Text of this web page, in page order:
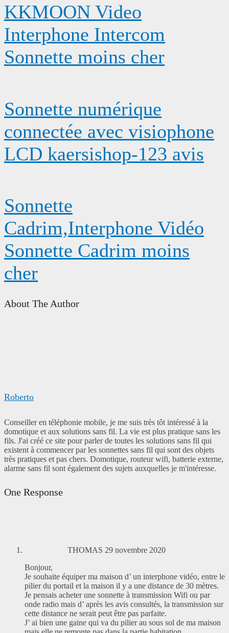
KKMOON Video
Interphone Intercom
Sonnette moins cher
Sonnette numérique
connectée avec visiophone
LCD kaersishop-123 avis
Sonnette
Cadrim,Interphone Vidéo
Sonnette Cadrim moins
cher
About The Author
Roberto
Conseiller en téléphonie mobile, je me suis très tôt intéressé à la
domotique et aux solutions sans fil. La vie est plus pratique sans les
fils. J'ai créé ce site pour parler de toutes les solutions sans fil qui
existent à commencer par les sonnettes sans fil qui sont des objets
très pratiques et pas chers. Domotique, routeur wifi, batterie externe,
alarme sans fil sont également des sujets auxquelles je m'intéresse.
One Response
THOMAS 29 novembre 2020
Bonjour,
Je souhaite équiper ma maison d’ un interphone vidéo, entre le
pilier du portail et la maison il y a une distance de 30 mètres.
Je pensais acheter une sonnette à transmission Wifi ou par
onde radio mais d’ après les avis consultés, la transmission sur
cette distance ne serait peut être pas parfaite.
J’ ai bien une gaine qui va du pilier au sous sol de ma maison